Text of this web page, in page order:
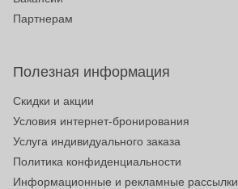
Партнерам
Полезная информация
Скидки и акции
Условия интернет-бронирования
Услуга индивидуального заказа
Политика конфиденциальности
Информационные и рекламные рассылки